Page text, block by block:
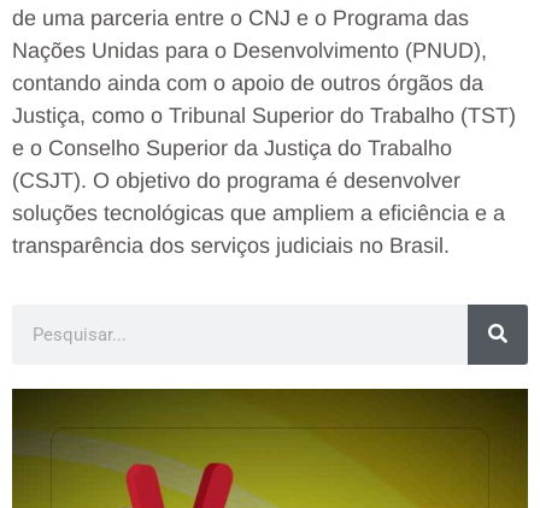
de uma parceria entre o CNJ e o Programa das
Nações Unidas para o Desenvolvimento (PNUD),
contando ainda com o apoio de outros órgãos da
Justiça, como o Tribunal Superior do Trabalho (TST)
e o Conselho Superior da Justiça do Trabalho
(CSJT). O objetivo do programa é desenvolver
soluções tecnológicas que ampliem a eficiência e a
transparência dos serviços judiciais no Brasil.